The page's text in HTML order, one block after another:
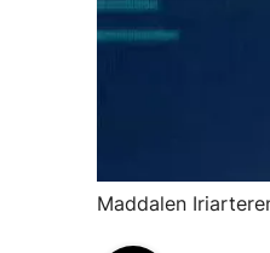
Maddalen